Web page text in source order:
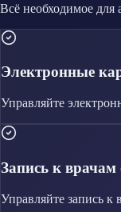
Всё необходимое для
Электронные
Управляйте
Запись к
Управляйте запись к